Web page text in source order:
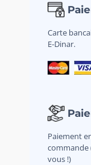
Carte
E-Dinar.
Paiement
commande
vous !)